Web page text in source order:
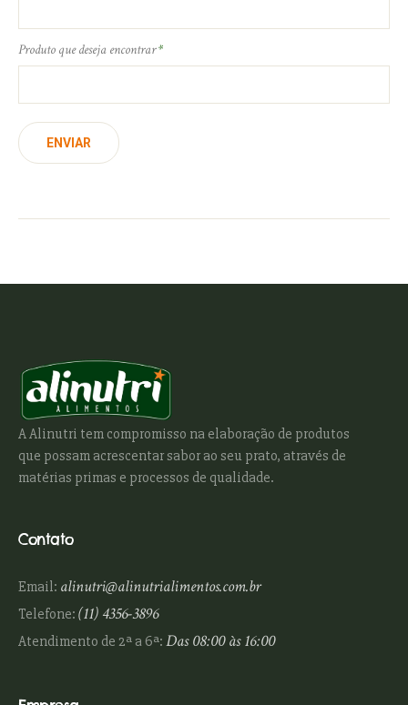
Produto que deseja encontrar*
ENVIAR
A Alinutri tem compromisso na elaboração de produtos
que possam acrescentar sabor ao seu prato, através de
matérias primas e processos de qualidade.
Contato
Email: alinutri@alinutrialimentos.com.br
Telefone:(11) 4356-3896
Atendimento de 2ª a 6ª:Das 08:00 às 16:00